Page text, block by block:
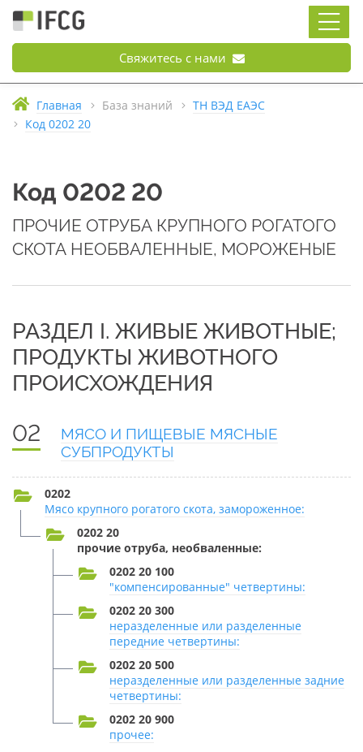
Свяжитесь с нами
Главная База знаний
ТН ВЭД ЕАЭС
Код 0202 20
Код 0202 20
ПРОЧИЕ ОТРУБА КРУПНОГО РОГАТОГО
СКОТА НЕОБВАЛЕННЫЕ, МОРОЖЕНЫЕ
РАЗДЕЛ I. ЖИВЫЕ ЖИВОТНЫЕ;
ПРОДУКТЫ ЖИВОТНОГО
ПРОИСХОЖДЕНИЯ
02
МЯСО И ПИЩЕВЫЕ МЯСНЫЕ
СУБПРОДУКТЫ
0202
Мясо крупного рогатого скота, замороженное:
0202 20
прочие отруба, необваленные:
0202 20 100
"компенсированные" четвертины:
0202 20 300
неразделенные или разделенные
передние четвертины:
0202 20 500
неразделенные или разделенные задние
четвертины:
0202 20 900
прочее: